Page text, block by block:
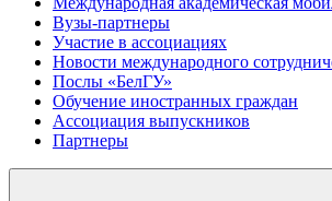
Вузы-партнеры
Участие в ассоциациях
Новости международного
Послы «БелГУ»
Обучение иностранных граждан
Ассоциация выпускников
Партнеры